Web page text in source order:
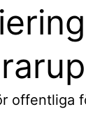
offentliga